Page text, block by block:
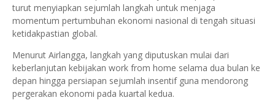
turut menyiapkan sejumlah langkah untuk menjaga
momentum pertumbuhan ekonomi nasional di tengah situasi
ketidakpastian global.
Menurut Airlangga, langkah yang diputuskan mulai dari
keberlanjutan kebijakan work from home selama dua bulan ke
depan hingga persiapan sejumlah insentif guna mendorong
pergerakan ekonomi pada kuartal kedua.